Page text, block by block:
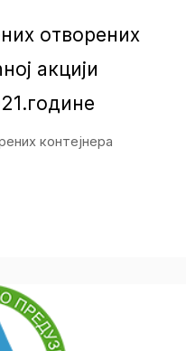
отворених
акцији
контејнера